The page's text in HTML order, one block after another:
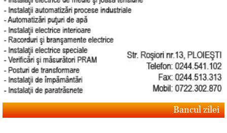
Bancul zilei